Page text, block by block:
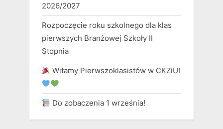
2026/2027
Rozpoczęcie roku szkolnego dla klas
pierwszych Branżowej Szkoły II
Stopnia
Witamy Pierwszoklasistów w CKZiU!
Do zobaczenia 1 września!